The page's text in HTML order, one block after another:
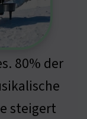
80% der
steigert